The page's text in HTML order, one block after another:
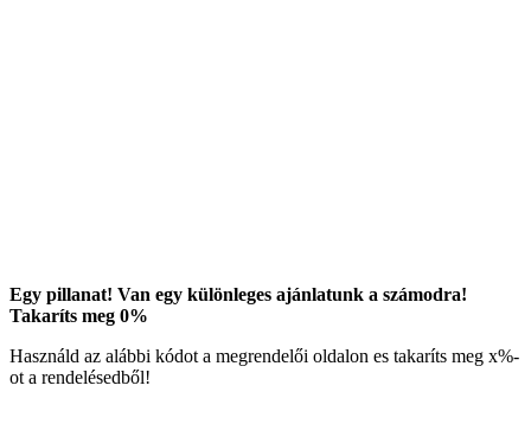
Egy pillanat! Van egy különleges ajánlatunk a számodra!
Takaríts meg 0%
Használd az alábbi kódot a megrendelői oldalon es takaríts meg x%-
ot a rendelésedből!